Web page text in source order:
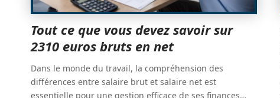
Tout ce que vous devez savoir sur
2310 euros bruts en net
Dans le monde du travail, la compréhension des
différences entre salaire brut et salaire net est
essentielle pour une gestion efficace de ses finances…